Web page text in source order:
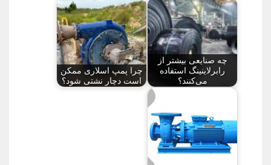
چه صنایعی بیشتر از
رابرلاینینگ استفاده
می‌کنند؟
چرا پمپ اسلاری ممکن
است دچار نشتی شود؟